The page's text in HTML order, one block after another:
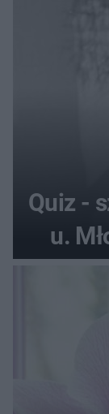
Quiz -
u.